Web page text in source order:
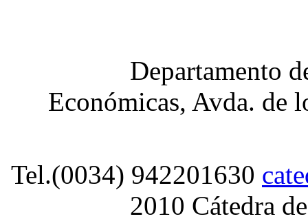
Departamento
Económicas, Avda. de
Tel.(0034) 942201630
2010 Cátedra